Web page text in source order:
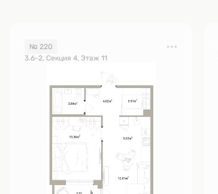
№ 220
3.6-2, Секция 4, Этаж 11